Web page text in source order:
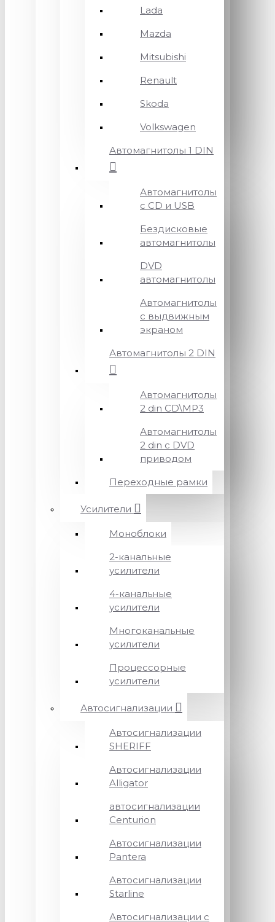
Lada
Mazda
Mitsubishi
Renault
Skoda
Volkswagen
Автомагнитолы 1 DIN
Автомагнитолы
с CD и USB
Бездисковые
автомагнитолы
DVD
автомагнитолы
Автомагнитолы
с выдвижным
экраном
Автомагнитолы 2 DIN
Автомагнитолы
2 din CD\MP3
Автомагнитолы
2 din с DVD
приводом
Переходные рамки
Усилители
Моноблоки
2-канальные
усилители
4-канальные
усилители
Многоканальные
усилители
Процессорные
усилители
Автосигнализации
Автосигнализации
SHERIFF
Автосигнализации
Alligator
автосигнализации
Centurion
Автосигнализации
Pantera
Автосигнализации
Starline
Автосигнализации с